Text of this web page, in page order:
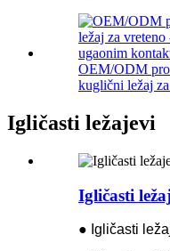
OEM/ODM
kuglični ležaj
Igličasti ležajevi
Igličasti
● Igličasti